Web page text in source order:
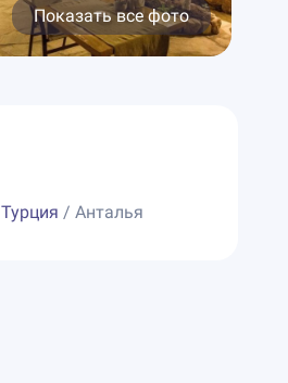
Показать все фото
Турция / Анталья